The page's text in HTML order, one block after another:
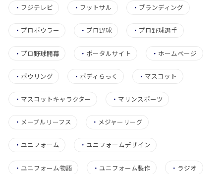
・ フジテレビ ・ フットサル ・ ブランディング
・ プロボウラー ・ プロ野球 ・ プロ野球選手
・ プロ野球開幕 ・ ポータルサイト ・ ホームページ
・ ボウリング ・ ボディらっく ・ マスコット
・ マスコットキャラクター ・ マリンスポーツ
・ メープルリーフス ・ メジャーリーグ
・ ユニフォーム ・ ユニフォームデザイン
・ ユニフォーム物語 ・ ユニフォーム製作 ・ ラジオ